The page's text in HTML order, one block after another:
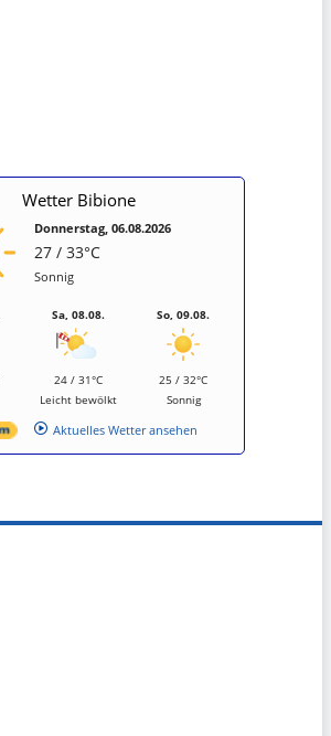
Wetter Bibione
Donnerstag, 06.08.2026
27 / 33°C
Sonnig
Sa, 08.08.
24 / 31°C
Leicht bewölkt
So, 09.08.
25 / 32°C
Sonnig
Aktuelles Wetter ansehen